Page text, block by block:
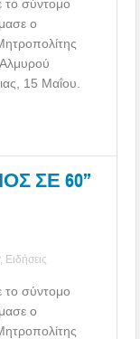
το σύντομο
ο
15 Μαΐου.
ΣΕ 60’’
, Ειδήσεις
το σύντομο
ο